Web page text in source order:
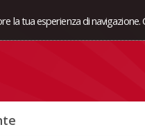
la tua esperienza di